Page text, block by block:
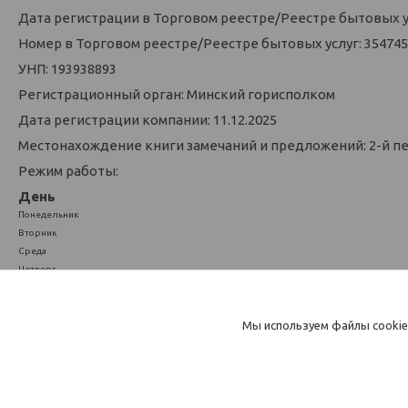
Дата регистрации в Торговом реестре/Реестре бытовых
Номер в Торговом реестре/Реестре бытовых услуг:
УНП: 193938893
Регистрационный орган: Минский горисполком
Дата регистрации компании: 11.12.2025
Местонахождение книги замечаний и предложений: 2-й
Режим работы:
День
Понедельник
Вторник
Среда
Четверг
Мы используем файлы